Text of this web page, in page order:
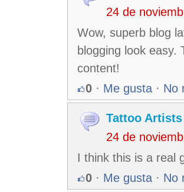
24 de
Wow, superb blog
blogging look
content!
0 · Me gusta · No
Tattoo Artists
24 de
I think this is a real
0 · Me gusta · No